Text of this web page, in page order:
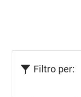
Filtro per: